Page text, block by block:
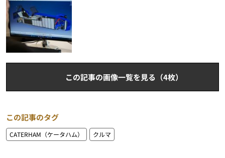
この記事の画像一覧を見る（4枚）
この記事のタグ
CATERHAM（ケータハム） クルマ